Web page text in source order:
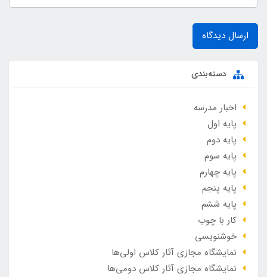
ارسال دیدگاه
دسته‌بندی
اخبار مدرسه
پایه اول
پایه دوم
پایه سوم
پایه چهارم
پایه پنجم
پایه ششم
کار با چوب
خوشنویسی
نمایشگاه مجازی آثار کلاس اولی‌ها
نمایشگاه مجازی آثار کلاس دومی‌ها